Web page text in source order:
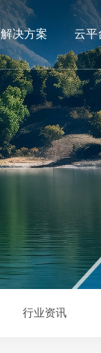
解决方案 云平
行业资讯